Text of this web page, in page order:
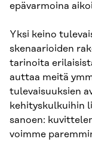
epävarmoina
Yksi keino
skenaarioiden
tarinoita
auttaa meitä
tulevaisuuksien
kehityskulkuihin
sanoen:
voimme